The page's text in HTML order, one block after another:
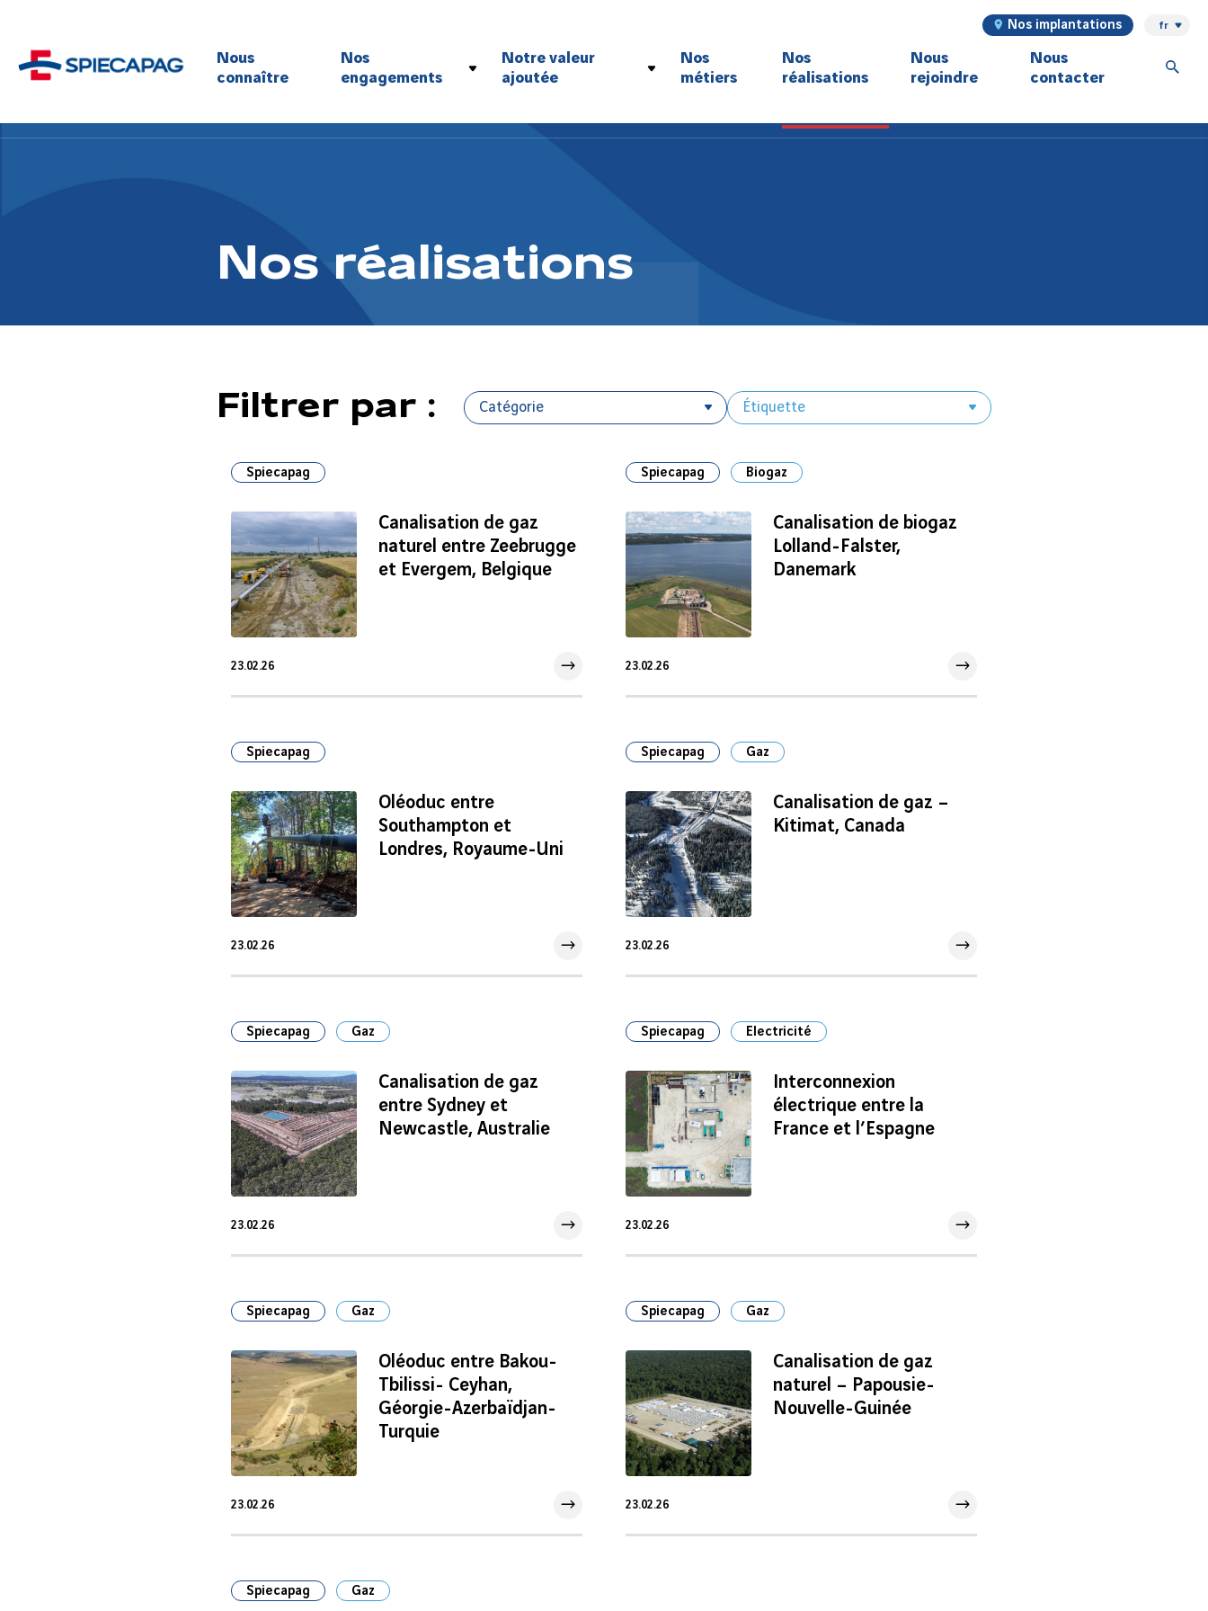
Nos implantations fr
Nous
connaître
Nos
engagements
Pour l’environnement
Notre valeur
ajoutée
Un parc matériel polyvalent
Nos
métiers
Nos
réalisations
Nous
rejoindre
Nous
contacter
Nos réalisations
Filtrer par :
Spiecapag
Canalisation de gaz
naturel entre Zeebrugge
et Evergem, Belgique
23.02.26
Spiecapag Biogaz
Canalisation de biogaz
Lolland-Falster,
Danemark
23.02.26
Spiecapag
Oléoduc entre
Southampton et
Londres, Royaume-Uni
23.02.26
Spiecapag Gaz
Canalisation de gaz –
Kitimat, Canada
23.02.26
Spiecapag Gaz
Canalisation de gaz
entre Sydney et
Newcastle, Australie
23.02.26
Spiecapag Electricité
Interconnexion
électrique entre la
France et l’Espagne
23.02.26
Spiecapag Gaz
Oléoduc entre Bakou-
Tbilissi- Ceyhan,
Géorgie-Azerbaïdjan-
Turquie
23.02.26
Spiecapag Gaz
Canalisation de gaz
naturel – Papousie-
Nouvelle-Guinée
23.02.26
Spiecapag Gaz